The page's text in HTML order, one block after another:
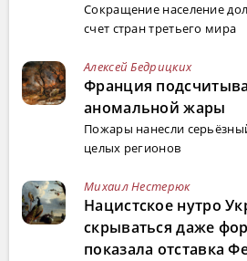
Сокращение население
счет стран третьего мира
Алексей Бедрицких
Франция
аномальной жары
Пожары нанесли
целых регионов
Михаил Нестерюк
Нацистское нутро
скрываться даже
показала отставка